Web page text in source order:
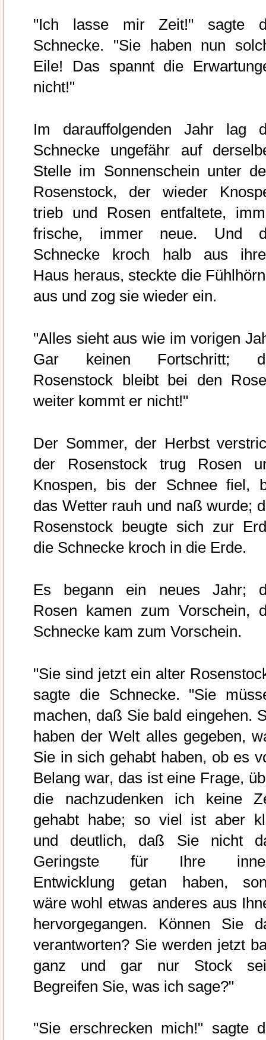
"Ich lasse mir Zeit!" sagte
Schnecke. "Sie haben nun
Eile! Das spannt die
nicht!"
Im darauffolgenden Jahr lag
Schnecke ungefähr auf
Stelle im Sonnenschein unter
Rosenstock, der wieder
trieb und Rosen entfaltete,
frische, immer neue. Und
Schnecke kroch halb aus
Haus heraus, steckte die
aus und zog sie wieder ein.
"Alles sieht aus wie im vorigen
Gar keinen Fortschritt;
Rosenstock bleibt bei den
weiter kommt er nicht!"
Der Sommer, der Herbst
der Rosenstock trug Rosen
Knospen, bis der Schnee fiel,
das Wetter rauh und naß wurde;
Rosenstock beugte sich zur
die Schnecke kroch in die Erde.
Es begann ein neues Jahr;
Rosen kamen zum Vorschein,
Schnecke kam zum Vorschein.
"Sie sind jetzt ein alter
sagte die Schnecke. "Sie
machen, daß Sie bald eingehen.
haben der Welt alles gegeben,
Sie in sich gehabt haben, ob es
Belang war, das ist eine Frage,
die nachzudenken ich keine
gehabt habe; so viel ist aber
und deutlich, daß Sie nicht
Geringste für Ihre
Entwicklung getan haben,
wäre wohl etwas anderes aus
hervorgegangen. Können Sie
verantworten? Sie werden jetzt
ganz und gar nur Stock
Begreifen Sie, was ich sage?"
"Sie erschrecken mich!" sagte